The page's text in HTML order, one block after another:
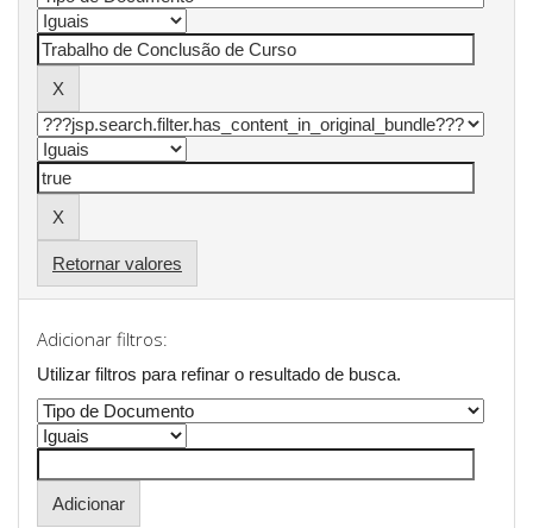
Retornar valores
Adicionar filtros:
Utilizar filtros para refinar o resultado de busca.